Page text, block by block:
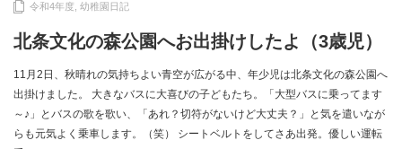
令和4年度 幼稚園日記
北条文化の森公園へお出掛けしたよ（3歳児）
11月2日、秋晴れの気持ちよい青空が広がる中、年少児は北条文化の森公園へ
出掛けました。 大きなバスに大喜びの子どもたち。「大型バスに乗ってます
～♪」とバスの歌を歌い、「あれ？切符がないけど大丈夫？」と気を遣いなが
らも元気よく乗車します。（笑） シートベルトをしてさあ出発。優しい運転